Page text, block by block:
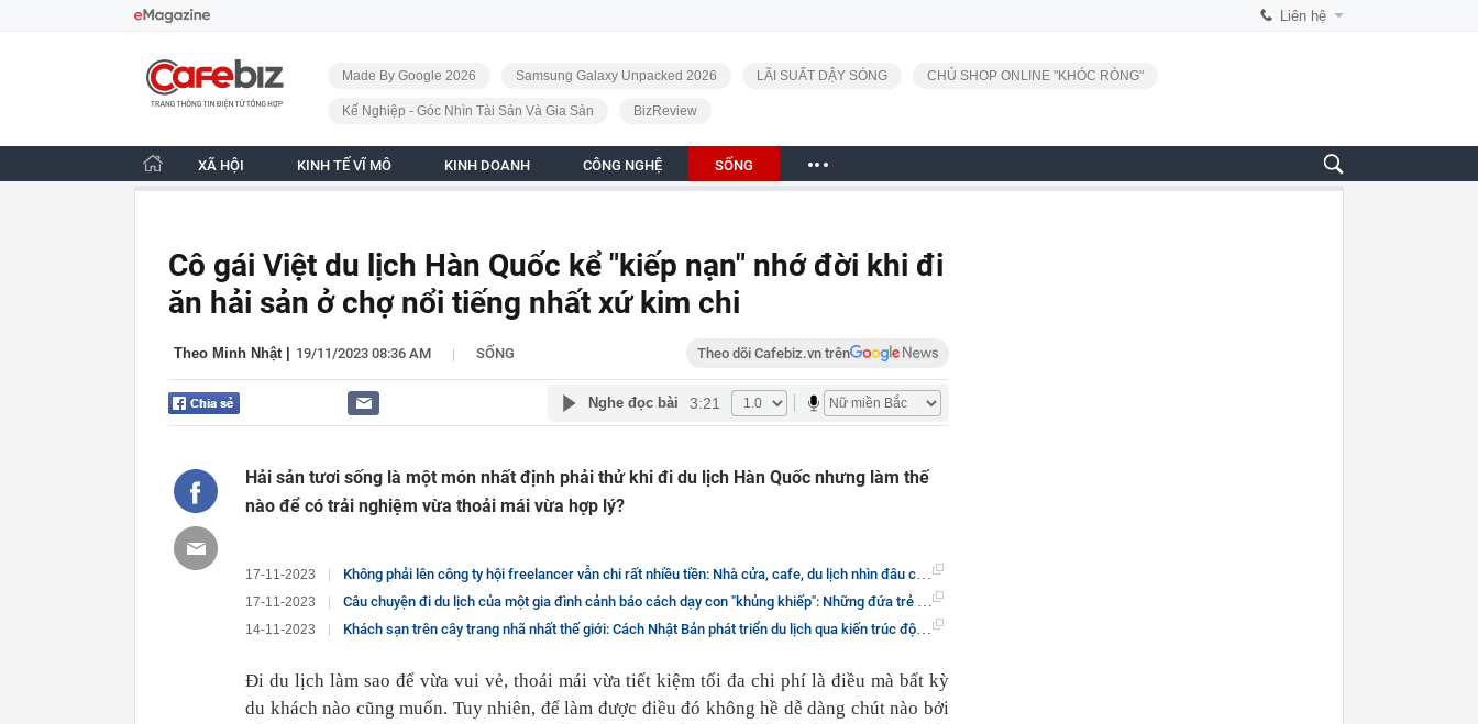
Liên hệ
CafeBiz - Trang chủ
Made By Google 2026 Samsung Galaxy Unpacked 2026 LÃI SUẤT DẬY SÓNG CHỦ SHOP ONLINE "KHÓC RÒNG"
Kế Nghiệp - Góc Nhìn Tài Sản Và Gia Sản BizReview
XÃ HỘI KINH TẾ VĨ MÔ KINH DOANH CÔNG NGHỆ SỐNG
Cô gái Việt du lịch Hàn Quốc kể "kiếp nạn" nhớ đời khi đi
ăn hải sản ở chợ nổi tiếng nhất xứ kim chi
Theo Minh Nhật| 19/11/2023 08:36 AM | SỐNG Theo dõi Cafebiz.vn trên
Nghe đọc bài 3:21
Hải sản tươi sống là một món nhất định phải thử khi đi du lịch Hàn Quốc nhưng làm thế
nào để có trải nghiệm vừa thoải mái vừa hợp lý?
17-11-2023 Không phải lên công ty hội freelancer vẫn chi rất nhiều tiền: Nhà cửa, cafe, du lịch nhìn đâu cũng tốn!
17-11-2023 Câu chuyện đi du lịch của một gia đình cảnh báo cách dạy con "khủng khiếp": Những đứa trẻ sẽ bị ám ảnh cả đời!
14-11-2023 Khách sạn trên cây trang nhã nhất thế giới: Cách Nhật Bản phát triển du lịch qua kiến trúc độc-lạ
Đi du lịch làm sao để vừa vui vẻ, thoái mái vừa tiết kiệm tối đa chi phí là điều mà bất kỳ
du khách nào cũng muốn. Tuy nhiên, để làm được điều đó không hề dễ dàng chút nào bởi